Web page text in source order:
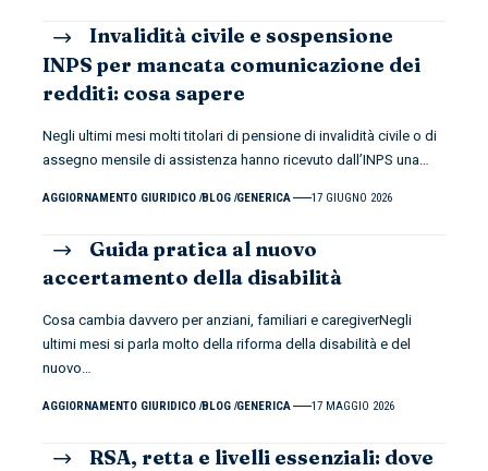
Invalidità civile e sospensione
INPS per mancata comunicazione dei
redditi: cosa sapere
Negli ultimi mesi molti titolari di pensione di invalidità civile o di
assegno mensile di assistenza hanno ricevuto dall’INPS una…
AGGIORNAMENTO GIURIDICO BLOG GENERICA 17 GIUGNO 2026
Guida pratica al nuovo
accertamento della disabilità
Cosa cambia davvero per anziani, familiari e caregiverNegli
ultimi mesi si parla molto della riforma della disabilità e del
nuovo…
AGGIORNAMENTO GIURIDICO BLOG GENERICA 17 MAGGIO 2026
RSA, retta e livelli essenziali: dove